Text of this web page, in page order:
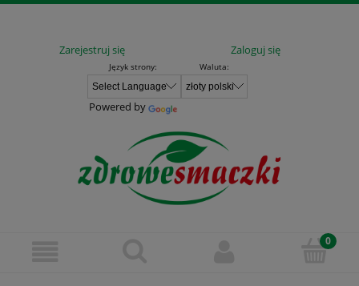
Zarejestruj się Zaloguj się
Język strony:
Powered by
Waluta: